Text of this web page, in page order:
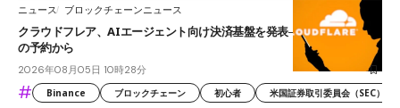
ニュース ブロックチェーンニュース
クラウドフレア、AIエージェント向け決済基盤を発表──まずハンドル名
の予約から
2026年08月05日 10時28分
# Binance ブロックチェーン 初心者 米国証券取引委員会（SEC）